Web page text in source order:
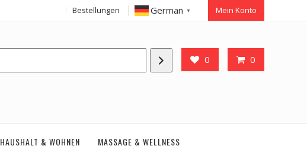
Bestellungen German ▼ Mein Konto
0 0
HAUSHALT & WOHNEN MASSAGE & WELLNESS